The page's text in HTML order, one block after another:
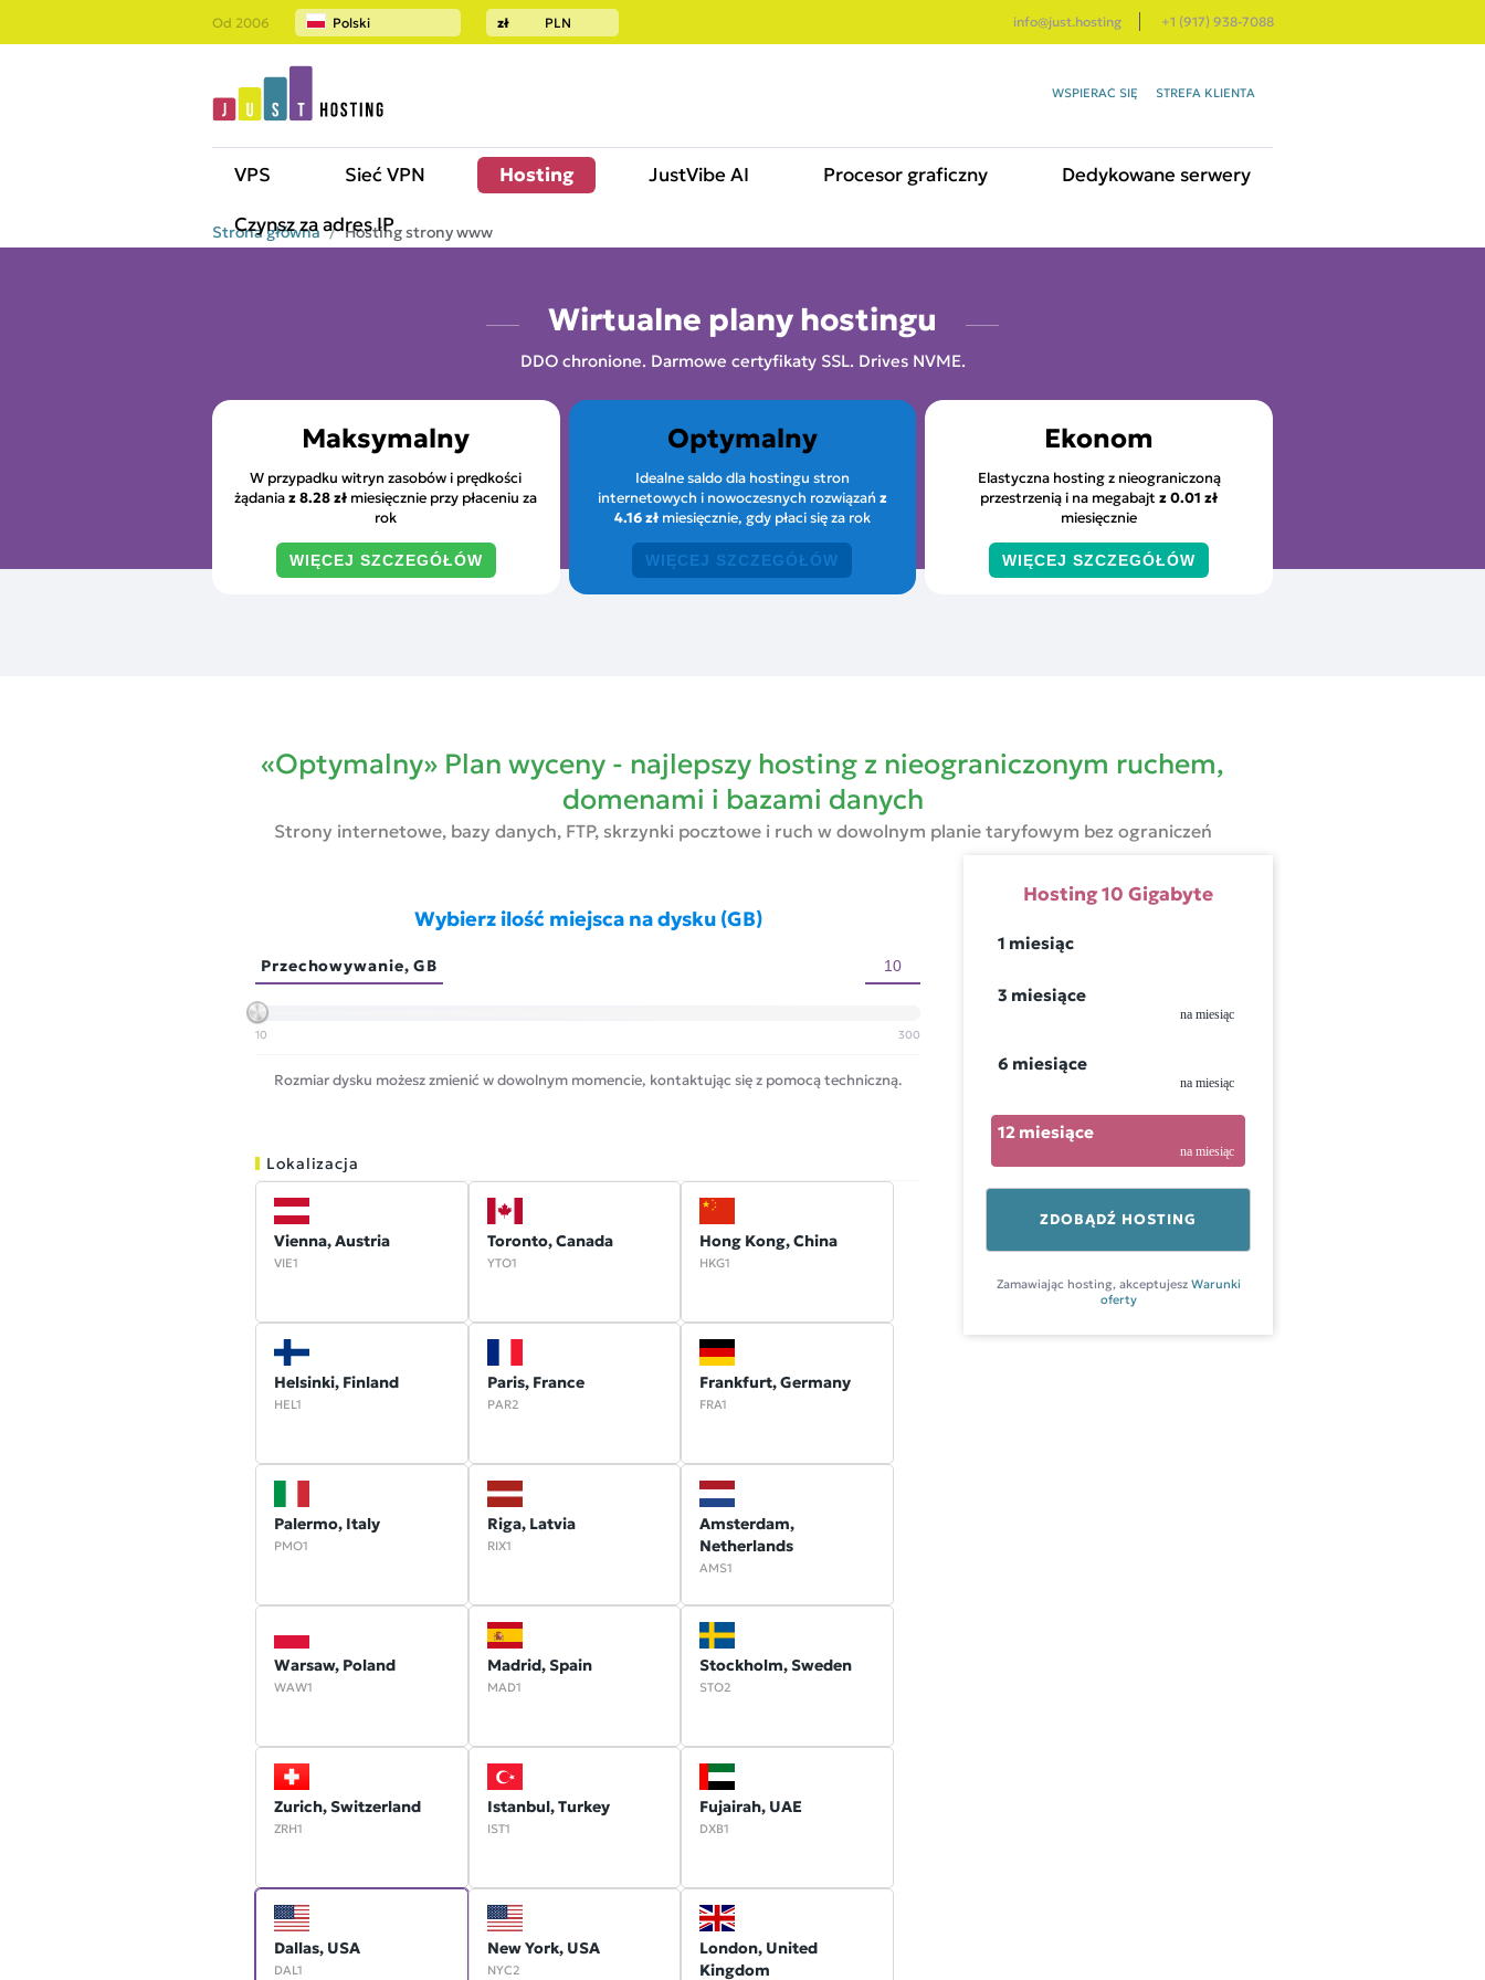
Od 2006 Polski zł PLN info@just.hosting +1 (917) 938-7088
WSPIERAĆ SIĘ STREFA KLIENTA
VPS Sieć VPN Hosting JustVibe AI Procesor graficzny Dedykowane serwery
Czynsz za adres IP
Strona główna Hosting strony www
Wirtualne plany hostingu
DDO chronione. Darmowe certyfikaty SSL. Drives NVME.
Maksymalny
W przypadku witryn zasobów i prędkości
żądaniaz8.28 zł miesięcznie przy płaceniu za
rok
WIĘCEJ SZCZEGÓŁÓW
Optymalny
Idealne saldo dla hostingu stron
internetowych i nowoczesnych rozwiązań z
4.16 złmiesięcznie, gdy płaci się za rok
WIĘCEJ SZCZEGÓŁÓW
Ekonom
Elastyczna hosting z nieograniczoną
przestrzenią i na megabajtz0.01 zł
miesięcznie
WIĘCEJ SZCZEGÓŁÓW
«Optymalny» Plan wyceny - najlepszy hosting z nieograniczonym ruchem,
domenami i bazami danych
Strony internetowe, bazy danych, FTP, skrzynki pocztowe i ruch w dowolnym planie taryfowym bez ograniczeń
Wybierz ilość miejsca na dysku (GB)
Przechowywanie, GB
10 300
Rozmiar dysku możesz zmienić w dowolnym momencie, kontaktując się z pomocą techniczną.
Lokalizacja
Vienna, Austria
VIE1
Toronto, Canada
YTO1
Hong Kong, China
HKG1
Helsinki, Finland
HEL1
Paris, France
PAR2
Frankfurt, Germany
FRA1
Palermo, Italy
PMO1
Riga, Latvia
RIX1
Amsterdam,
Netherlands
AMS1
Warsaw, Poland
WAW1
Madrid, Spain
MAD1
Stockholm, Sweden
STO2
Zurich, Switzerland
ZRH1
Istanbul, Turkey
IST1
Fujairah, UAE
DXB1
Dallas, USA
DAL1
New York, USA
NYC2
London, United
Kingdom
Hosting10 Gigabyte
1 miesiąc
3 miesiące
na miesiąc
6 miesiące
na miesiąc
12 miesiące
na miesiąc
ZDOBĄDŹ HOSTING
Zamawiając hosting, akceptujesz Warunki
oferty